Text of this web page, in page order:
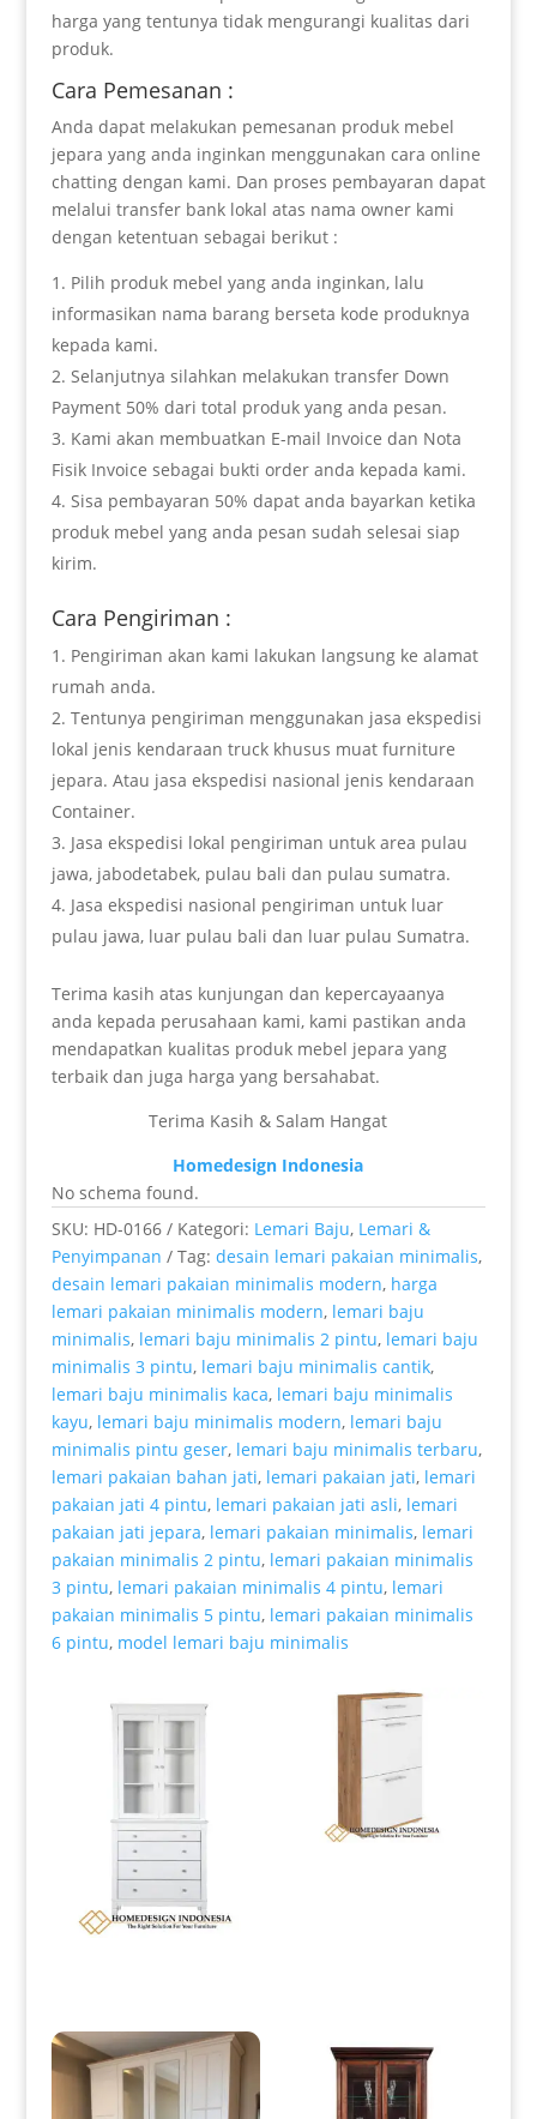
harga yang tentunya tidak mengurangi kualitas dari
produk.
Cara Pemesanan :
Anda dapat melakukan pemesanan produk mebel
jepara yang anda inginkan menggunakan cara online
chatting dengan kami. Dan proses pembayaran dapat
melalui transfer bank lokal atas nama owner kami
dengan ketentuan sebagai berikut :
Pilih produk mebel yang anda inginkan, lalu
informasikan nama barang berseta kode produknya
kepada kami.
Selanjutnya silahkan melakukan transfer Down
Payment 50% dari total produk yang anda pesan.
Kami akan membuatkan E-mail Invoice dan Nota
Fisik Invoice sebagai bukti order anda kepada kami.
Sisa pembayaran 50% dapat anda bayarkan ketika
produk mebel yang anda pesan sudah selesai siap
kirim.
Cara Pengiriman :
Pengiriman akan kami lakukan langsung ke alamat
rumah anda.
Tentunya pengiriman menggunakan jasa ekspedisi
lokal jenis kendaraan truck khusus muat furniture
jepara. Atau jasa ekspedisi nasional jenis kendaraan
Container.
Jasa ekspedisi lokal pengiriman untuk area pulau
jawa, jabodetabek, pulau bali dan pulau sumatra.
Jasa ekspedisi nasional pengiriman untuk luar
pulau jawa, luar pulau bali dan luar pulau Sumatra.
Terima kasih atas kunjungan dan kepercayaanya
anda kepada perusahaan kami, kami pastikan anda
mendapatkan kualitas produk mebel jepara yang
terbaik dan juga harga yang bersahabat.
Terima Kasih & Salam Hangat
Homedesign Indonesia
No schema found.
SKU: HD-0166 Kategori: Lemari Baju, Lemari &
Penyimpanan
Tag: desain lemari pakaian minimalis,
desain lemari pakaian minimalis modern, harga
lemari pakaian minimalis modern, lemari baju
minimalis, lemari baju minimalis 2 pintu, lemari baju
minimalis 3 pintu, lemari baju minimalis cantik,
lemari baju minimalis kaca, lemari baju minimalis
kayu, lemari baju minimalis modern, lemari baju
minimalis pintu geser, lemari baju minimalis terbaru,
lemari pakaian bahan jati, lemari pakaian jati, lemari
pakaian jati 4 pintu, lemari pakaian jati asli, lemari
pakaian jati jepara, lemari pakaian minimalis, lemari
pakaian minimalis 2 pintu, lemari pakaian minimalis
3 pintu, lemari pakaian minimalis 4 pintu, lemari
pakaian minimalis 5 pintu, lemari pakaian minimalis
6 pintu, model lemari baju minimalis